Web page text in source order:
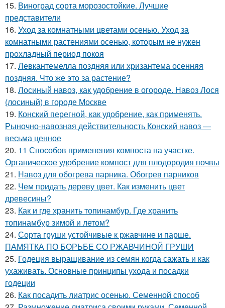
15. Виноград сорта морозостойкие. Лучшие
представители
16. Уход за комнатными цветами осенью. Уход за
комнатными растениями осенью, которым не нужен
прохладный период покоя
17. Левкантемелла поздняя или хризантема осенняя
поздняя. Что же это за растение?
18. Лосиный навоз, как удобрение в огороде. Навоз Лося
(лосиный) в городе Москве
19. Конский перегной, как удобрение, как применять.
Рыночно-навозная действительность Конский навоз —
весьма ценное
20. 11 Способов применения компоста на участке.
Органическое удобрение компост для плодородия почвы
21. Навоз для обогрева парника. Обогрев парников
22. Чем придать дереву цвет. Как изменить цвет
древесины?
23. Как и где хранить топинамбур. Где хранить
топинамбур зимой и летом?
24. Сорта груши устойчивые к ржавчине и парше.
ПАМЯТКА ПО БОРЬБЕ СО РЖАВЧИНОЙ ГРУШИ
25. Годеция выращивание из семян когда сажать и как
ухаживать. Основные принципы ухода и посадки
годеции
26. Как посадить лиатрис осенью. Семенной способ